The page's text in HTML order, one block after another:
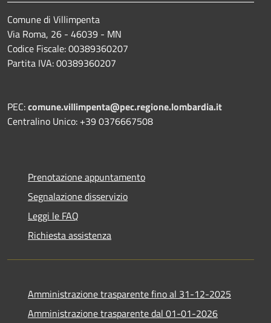
Comune di Villimpenta
Via Roma, 26 - 46039 - MN
Codice Fiscale: 00389360207
Partita IVA: 00389360207
PEC:comune.villimpenta@pec.regione.lombardia.it
Centralino Unico: +39 0376667508
Prenotazione appuntamento
Segnalazione disservizio
Leggi le FAQ
Richiesta assistenza
Amministrazione trasparente fino al 31-12-2025
Amministrazione trasparente dal 01-01-2026